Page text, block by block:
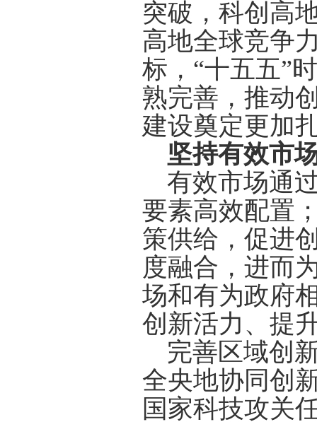
突破，科创高
高地全球竞争
标，“十五五”
熟完善，推动
建设奠定更加
坚持有效市
有效市场通
要素高效配置
策供给，促进
度融合，进而
场和有为政府
创新活力、提
完善区域创
全央地协同创
国家科技攻关